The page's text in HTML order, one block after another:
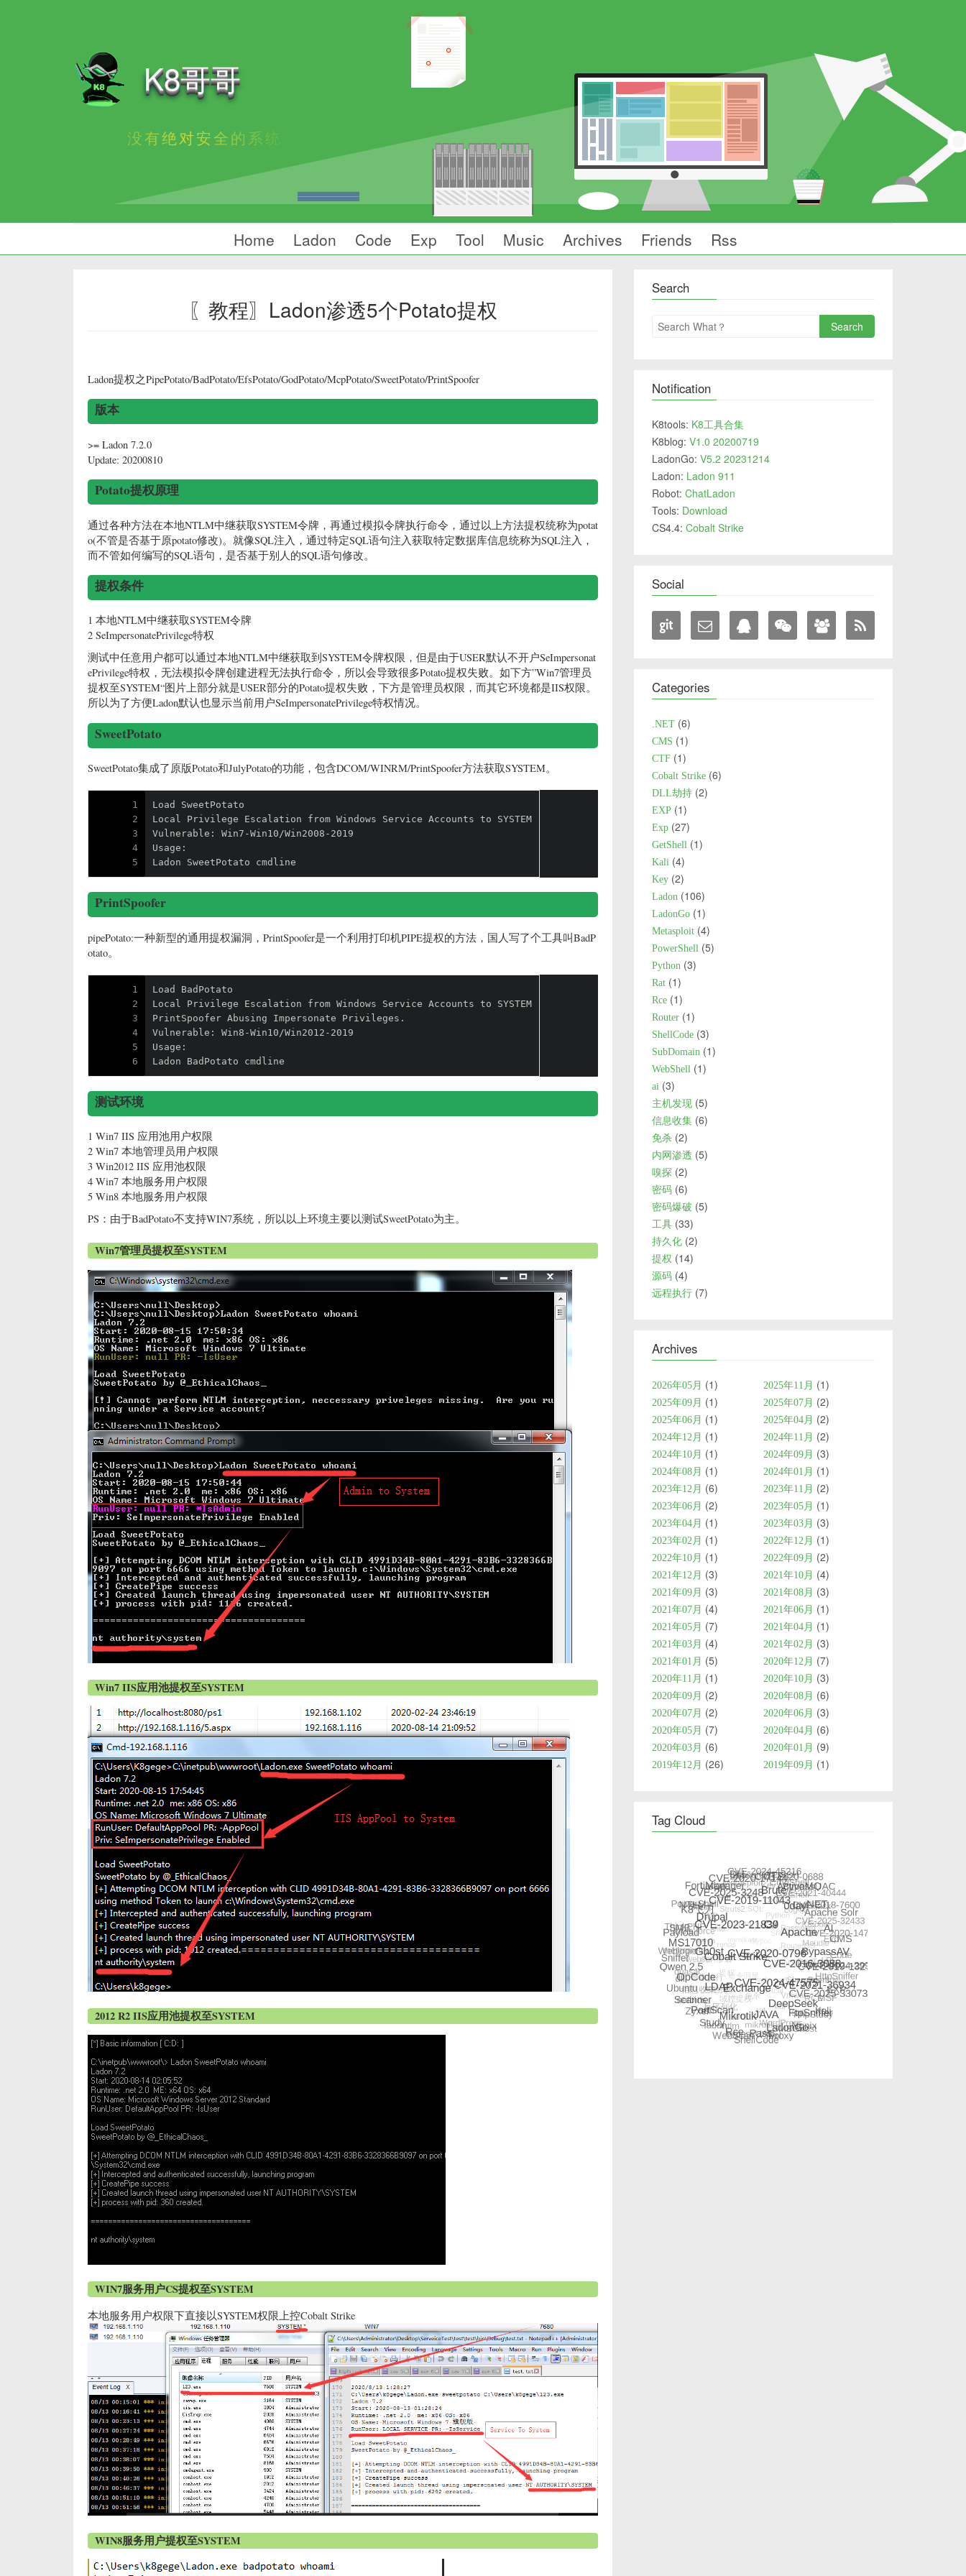
K8哥哥
没有绝对安全的系统
Home Ladon Code Exp Tool Music Archives Friends Rss
〖教程〗Ladon渗透5个Potato提权
Ladon提权之PipePotato/BadPotato/EfsPotato/GodPotato/McpPotato/SweetPotato/PrintSpoofer
版本
>= Ladon 7.2.0
Update: 20200810
Potato提权原理
通过各种方法在本地NTLM中继获取SYSTEM令牌，再通过模拟令牌执行命令，通过以上方法提权统称为potat
o(不管是否基于原potato修改)。就像SQL注入，通过特定SQL语句注入获取特定数据库信息统称为SQL注入，
而不管如何编写的SQL语句，是否基于别人的SQL语句修改。
提权条件
1 本地NTLM中继获取SYSTEM令牌
2 SeImpersonatePrivilege特权
测试中任意用户都可以通过本地NTLM中继获取到SYSTEM令牌权限，但是由于USER默认不开户SeImpersonat
ePrivilege特权，无法模拟令牌创建进程无法执行命令，所以会导致很多Potato提权失败。如下方”Win7管理员
提权至SYSTEM“图片上部分就是USER部分的Potato提权失败，下方是管理员权限，而其它环境都是IIS权限。
所以为了方便Ladon默认也显示当前用户SeImpersonatePrivilege特权情况。
SweetPotato
SweetPotato集成了原版Potato和JulyPotato的功能，包含DCOM/WINRM/PrintSpoofer方法获取SYSTEM。
1
2
3
4
5
Load SweetPotato
Local Privilege Escalation from Windows Service Accounts to SYSTEM
Vulnerable: Win7-Win10/Win2008-2019
Usage:
Ladon SweetPotato cmdline
PrintSpoofer
pipePotato:一种新型的通用提权漏洞，PrintSpoofer是一个利用打印机PIPE提权的方法，国人写了个工具叫BadP
otato。
1
2
3
4
5
6
Load BadPotato
Local Privilege Escalation from Windows Service Accounts to SYSTEM
PrintSpoofer Abusing Impersonate Privileges.
Vulnerable: Win8-Win10/Win2012-2019
Usage:
Ladon BadPotato cmdline
测试环境
1 Win7 IIS 应用池用户权限
2 Win7 本地管理员用户权限
3 Win2012 IIS 应用池权限
4 Win7 本地服务用户权限
5 Win8 本地服务用户权限
PS：由于BadPotato不支持WIN7系统，所以以上环境主要以测试SweetPotato为主。
Win7管理员提权至SYSTEM
Win7 IIS应用池提权至SYSTEM
2012 R2 IIS应用池提权至SYSTEM
WIN7服务用户CS提权至SYSTEM
本地服务用户权限下直接以SYSTEM权限上控Cobalt Strike
WIN8服务用户提权至SYSTEM
Search
Search
Notification
K8tools: K8工具合集
K8blog: V1.0 20200719
LadonGo: V5.2 20231214
Ladon: Ladon 911
Robot: ChatLadon
Tools: Download
CS4.4: Cobalt Strike
Social
Categories
.NET 6
CMS 1
CTF 1
Cobalt Strike 6
DLL劫持 2
EXP 1
Exp 27
GetShell 1
Kali 4
Key 2
Ladon 106
LadonGo 1
Metasploit 4
PowerShell 5
Python 3
Rat 1
Rce 1
Router 1
ShellCode 3
SubDomain 1
WebShell 1
ai 3
主机发现 5
信息收集 6
免杀 2
内网渗透 5
嗅探 2
密码 6
密码爆破 5
工具 33
持久化 2
提权 14
源码 4
远程执行 7
Archives
2026年05月 1 2025年11月 1
2025年09月 1 2025年07月 2
2025年06月 1 2025年04月 2
2024年12月 1 2024年11月 2
2024年10月 1 2024年09月 3
2024年08月 1 2024年01月 1
2023年12月 6 2023年11月 2
2023年06月 2 2023年05月 1
2023年04月 1 2023年03月 3
2023年02月 1 2022年12月 1
2022年10月 1 2022年09月 2
2021年12月 3 2021年10月 4
2021年09月 3 2021年08月 3
2021年07月 4 2021年06月 1
2021年05月 7 2021年04月 1
2021年03月 4 2021年02月 3
2021年01月 5 2020年12月 7
2020年11月 1 2020年10月 3
2020年09月 2 2020年08月 6
2020年07月 2 2020年06月 3
2020年05月 7 2020年04月 6
2020年03月 6 2020年01月 9
2019年12月 26 2019年09月 1
Tag Cloud